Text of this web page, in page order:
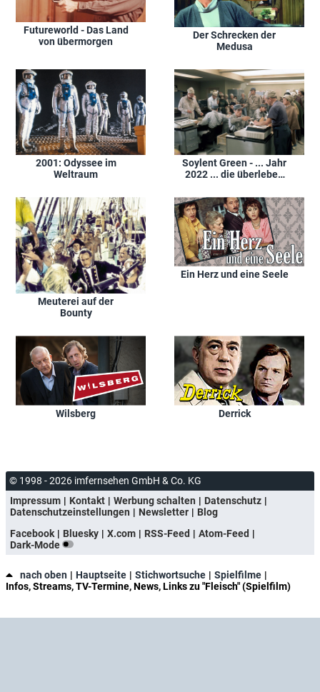
Futureworld - Das Land
von übermorgen
Der Schrecken der
Medusa
2001: Odyssee im
Weltraum
Soylent Green - ... Jahr
2022 ... die überleben
Meuterei auf der
Bounty
Ein Herz und eine Seele
Wilsberg Derrick
© 1998 - 2026 imfernsehen GmbH & Co. KG
Impressum
Kontakt Werbung schalten
Datenschutz
Datenschutzeinstellungen
Newsletter
Blog
Facebook
Bluesky X.com RSS-Feed
Atom-Feed
Dark-Mode
nach oben Hauptseite Stichwortsuche
Spielfilme
Infos, Streams, TV-Termine, News, Links zu "Fleisch" (Spielfilm)